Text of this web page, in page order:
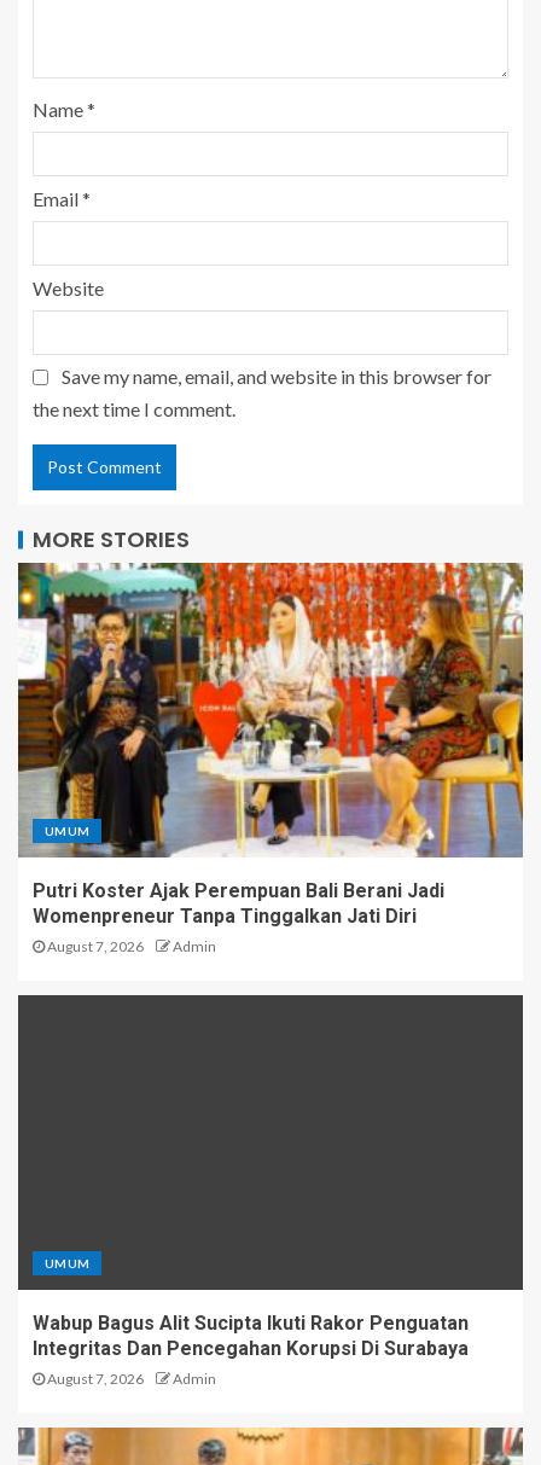
Name*
Email*
Website
Save my name, email, and website in this browser for
the next time I comment.
MORE STORIES
UMUM
Putri Koster Ajak Perempuan Bali Berani Jadi
Womenpreneur Tanpa Tinggalkan Jati Diri
August 7, 2026 Admin
UMUM
Wabup Bagus Alit Sucipta Ikuti Rakor Penguatan
Integritas Dan Pencegahan Korupsi Di Surabaya
August 7, 2026 Admin